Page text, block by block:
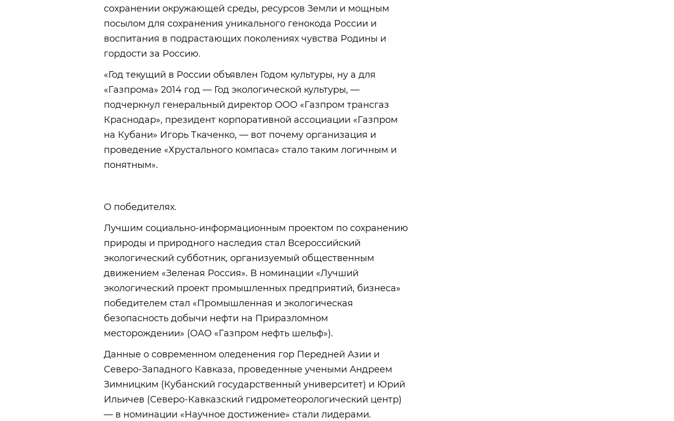
сохранении окружающей среды, ресурсов Земли и мощным
посылом для сохранения уникального генокода России и
воспитания в подрастающих поколениях чувства Родины и
гордости за Россию.
«Год текущий в России объявлен Годом культуры, ну а для
«Газпрома» 2014 год — Год экологической культуры, —
подчеркнул генеральный директор ООО «Газпром трансгаз
Краснодар», президент корпоративной ассоциации «Газпром
на Кубани» Игорь Ткаченко, — вот почему организация и
проведение «Хрустального компаса» стало таким логичным и
понятным».
О победителях.
Лучшим социально-информационным проектом по сохранению
природы и природного наследия стал Всероссийский
экологический субботник, организуемый общественным
движением «Зеленая Россия». В номинации «Лучший
экологический проект промышленных предприятий, бизнеса»
победителем стал «Промышленная и экологическая
безопасность добычи нефти на Приразломном
месторождении» (ОАО «Газпром нефть шельф»).
Данные о современном оледенения гор Передней Азии и
Северо-Западного Кавказа, проведенные учеными Андреем
Зимницким (Кубанский государственный университет) и Юрий
Ильичев (Северо-Кавказский гидрометеорологический центр)
— в номинации «Научное достижение» стали лидерами.